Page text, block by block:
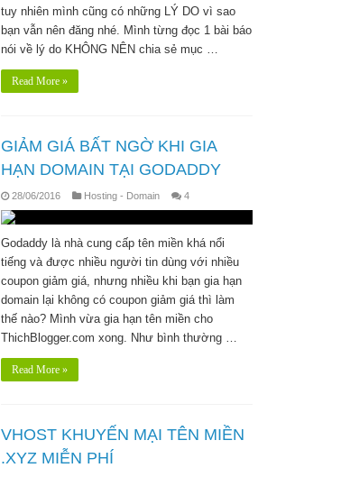
tuy nhiên mình cũng có những LÝ DO vì sao
bạn vẫn nên đăng nhé. Mình từng đọc 1 bài báo
nói về lý do KHÔNG NÊN chia sẻ mục …
Read More »
GIẢM GIÁ BẤT NGỜ KHI GIA
HẠN DOMAIN TẠI GODADDY
28/06/2016 Hosting - Domain 4
Godaddy là nhà cung cấp tên miền khá nổi
tiếng và được nhiều người tin dùng với nhiều
coupon giảm giá, nhưng nhiều khi bạn gia hạn
domain lại không có coupon giảm giá thì làm
thế nào? Mình vừa gia hạn tên miền cho
ThichBlogger.com xong. Như bình thường …
Read More »
VHOST KHUYẾN MẠI TÊN MIỀN
.XYZ MIỄN PHÍ